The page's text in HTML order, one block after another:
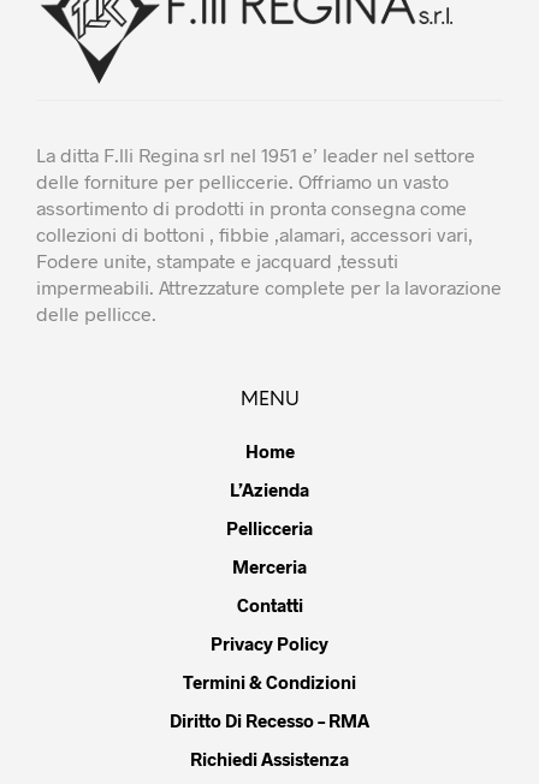
del
La ditta F.lli Regina srl nel 1951 e’ leader nel settore
delle forniture per pelliccerie. Offriamo un vasto
assortimento di prodotti in pronta consegna come
collezioni di bottoni , fibbie ,alamari, accessori vari,
Fodere unite, stampate e jacquard ,tessuti
impermeabili. Attrezzature complete per la lavorazione
delle pellicce.
MENU
Home
L’Azienda
Pellicceria
Merceria
Contatti
Privacy Policy
Termini & Condizioni
Diritto Di Recesso – RMA
Richiedi Assistenza